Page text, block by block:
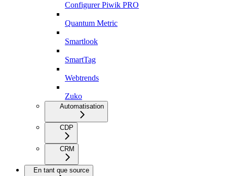
Configurer Piwik PRO
Quantum Metric
Smartlook
SmartTag
Webtrends
Zuko
Automatisation
CDP
CRM
En tant que source